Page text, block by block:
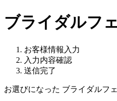
ブライダルフ
お客様情報入力
入力内容確認
送信完了
お選びになった ブライダルフ